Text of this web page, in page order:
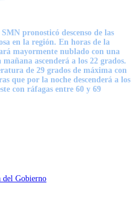
pronosticó descenso de las
en la región. En horas de la
mayormente nublado con una
ascenderá a los 22 grados.
de 29 grados de máxima con
que por la noche descenderá a los
con ráfagas entre 60 y 69
del Gobierno